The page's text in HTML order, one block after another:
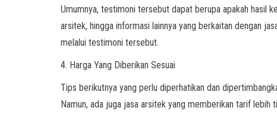
Umumnya, testimoni tersebut dapat berupa apakah hasil
arsitek, hingga informasi lainnya yang berkaitan dengan
melalui testimoni tersebut.
4. Harga Yang Diberikan Sesuai
Tips berikutnya yang perlu diperhatikan dan
Namun, ada juga jasa arsitek yang memberikan tarif lebih